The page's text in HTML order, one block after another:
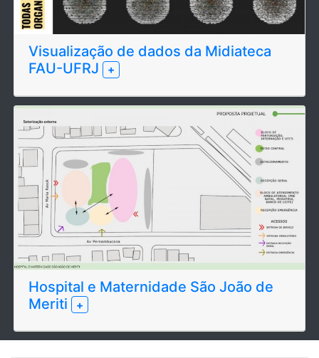
Visualização de dados da Midiateca
FAU-UFRJ
+
Hospital e Maternidade São João de
Meriti
+